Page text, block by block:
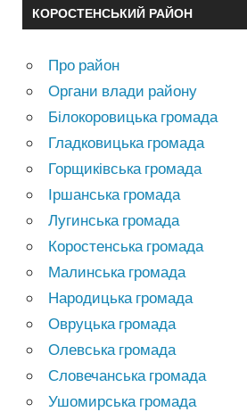
КОРОСТЕНСЬКИЙ РАЙОН
Про район
Органи влади району
Білокоровицька громада
Гладковицька громада
Горщиківська громада
Іршанська громада
Лугинська громада
Коростенська громада
Малинська громада
Народицька громада
Овруцька громада
Олевська громада
Словечанська громада
Ушомирська громада